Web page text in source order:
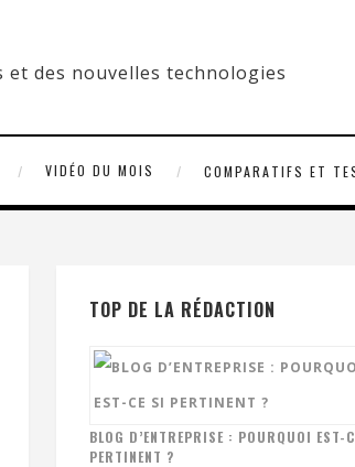
VIDÉO DU MOIS COMPARATIFS ET
TOP DE LA RÉDACTION
BLOG D’ENTREPRISE : POURQUOI EST-
PERTINENT ?